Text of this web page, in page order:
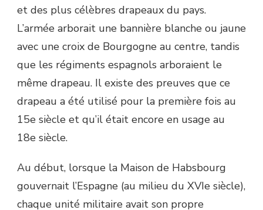
et des plus célèbres drapeaux du pays.
L’armée arborait une bannière blanche ou jaune
avec une croix de Bourgogne au centre, tandis
que les régiments espagnols arboraient le
même drapeau. Il existe des preuves que ce
drapeau a été utilisé pour la première fois au
15e siècle et qu’il était encore en usage au
18e siècle.
Au début, lorsque la Maison de Habsbourg
gouvernait l’Espagne (au milieu du XVIe siècle),
chaque unité militaire avait son propre